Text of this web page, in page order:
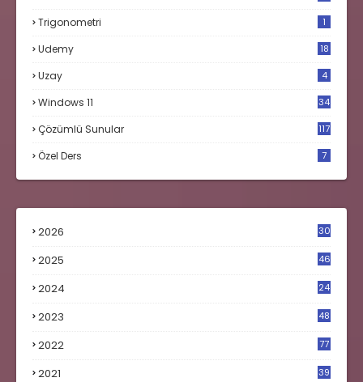
Trigonometri 1
Udemy 18
Uzay 4
Windows 11 34
Çözümlü Sunular 117
Özel Ders 7
2026 30
2025 46
2024 24
2023
48
2022 77
2021 39